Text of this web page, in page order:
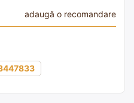
adaugă o recomandare